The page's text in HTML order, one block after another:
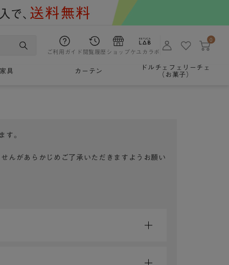
ご利用ガイド 閲覧履歴 ショップケユカラボ
0
家具 カーテン
ドルチェフェリーチェ
（お菓子）
す。
んがあらかじめご了承いただきますようお願い